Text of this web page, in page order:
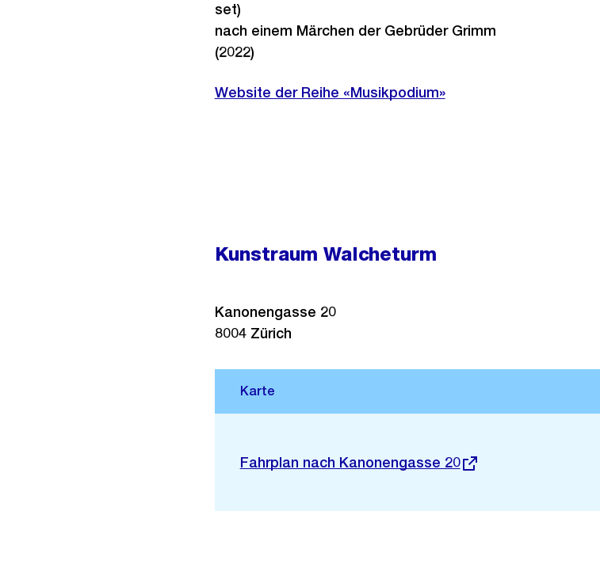
set)
nach einem Märchen der Gebrüder Grimm
(2022)
Website der Reihe «Musikpodium»
Kunstraum Walcheturm
Externer
Fahrplan nach Kanonengasse 20
Kanonengasse 20
8004 Zürich